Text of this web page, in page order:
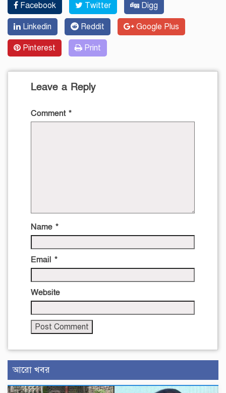
Facebook Twitter Digg
Linkedin Reddit Google Plus
Pinterest Print
Leave a Reply
Comment *
Name *
Email *
Website
আরো খবর